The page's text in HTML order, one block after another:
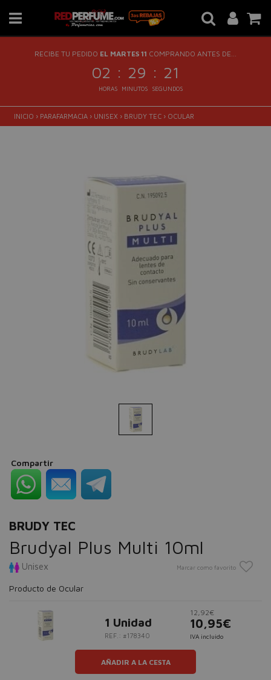
RECIBE TU PEDIDO EL MARTES 11 COMPRANDO ANTES DE...
02 : 29 : 20
HORAS MINUTOS SEGUNDOS
INICIO › PARAFARMACIA › UNISEX › BRUDY TEC › OCULAR
Compartir
BRUDY TEC
Brudyal Plus Multi 10ml
Unisex Marcar como favorito
Producto de Ocular
1 Unidad
REF.: #178340
12,92€
10,95€
IVA incluido
AÑADIR A LA CESTA